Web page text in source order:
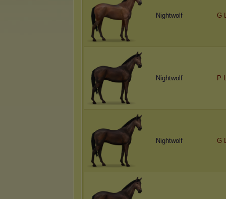
Nightwolf G
Nightwolf P
Nightwolf G